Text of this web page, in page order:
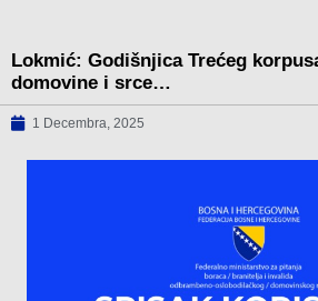
Lokmić: Godišnjica Trećeg
domovine i srce…
1 Decembra, 2025